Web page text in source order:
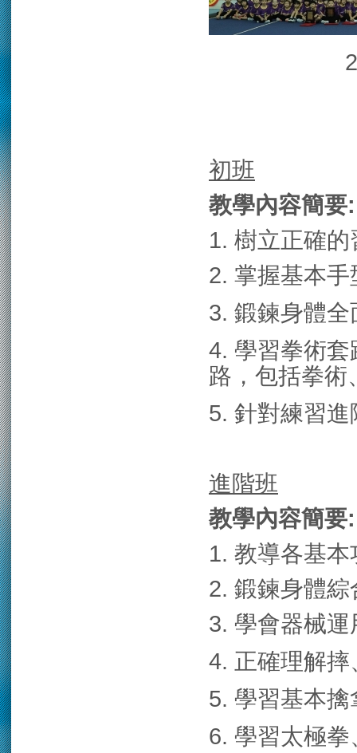
初班
教學內容簡要:
1. 樹立正確
2. 掌握基本
3. 鍛鍊身體
4. 學習拳術
路，包括拳術
5. 針對練習
進階班
教學內容簡要:
1. 教導各基
2. 鍛鍊身體
3. 學會器械
4. 正確理解
5. 學習基本
6. 學習太極